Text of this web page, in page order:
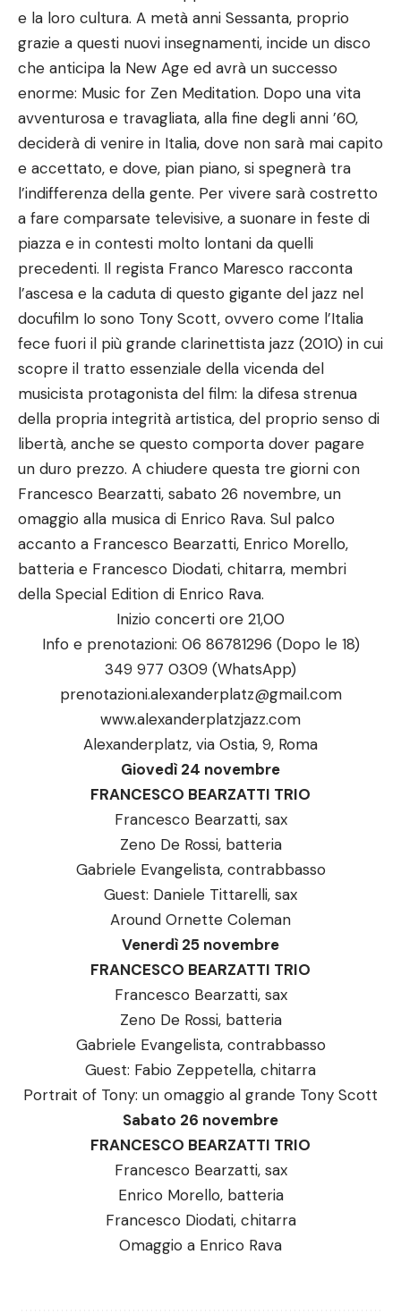
e la loro cultura. A metà anni Sessanta, proprio
grazie a questi nuovi insegnamenti, incide un disco
che anticipa la New Age ed avrà un successo
enorme: Music for Zen Meditation. Dopo una vita
avventurosa e travagliata, alla fine degli anni ’60,
deciderà di venire in Italia, dove non sarà mai capito
e accettato, e dove, pian piano, si spegnerà tra
l’indifferenza della gente. Per vivere sarà costretto
a fare comparsate televisive, a suonare in feste di
piazza e in contesti molto lontani da quelli
precedenti. Il regista Franco Maresco racconta
l’ascesa e la caduta di questo gigante del jazz nel
docufilm Io sono Tony Scott, ovvero come l’Italia
fece fuori il più grande clarinettista jazz (2010) in cui
scopre il tratto essenziale della vicenda del
musicista protagonista del film: la difesa strenua
della propria integrità artistica, del proprio senso di
libertà, anche se questo comporta dover pagare
un duro prezzo. A chiudere questa tre giorni con
Francesco Bearzatti, sabato 26 novembre, un
omaggio alla musica di Enrico Rava. Sul palco
accanto a Francesco Bearzatti, Enrico Morello,
batteria e Francesco Diodati, chitarra, membri
della Special Edition di Enrico Rava.
Inizio concerti ore 21,00
Info e prenotazioni: 06 86781296 (Dopo le 18)
349 977 0309 (WhatsApp)
prenotazioni.alexanderplatz@gmail.com
www.alexanderplatzjazz.com
Alexanderplatz, via Ostia, 9, Roma
Giovedì 24 novembre
FRANCESCO BEARZATTI TRIO
Francesco Bearzatti, sax
Zeno De Rossi, batteria
Gabriele Evangelista, contrabbasso
Guest: Daniele Tittarelli, sax
Around Ornette Coleman
Venerdì 25 novembre
FRANCESCO BEARZATTI TRIO
Francesco Bearzatti, sax
Zeno De Rossi, batteria
Gabriele Evangelista, contrabbasso
Guest: Fabio Zeppetella, chitarra
Portrait of Tony: un omaggio al grande Tony Scott
Sabato 26 novembre
FRANCESCO BEARZATTI TRIO
Francesco Bearzatti, sax
Enrico Morello, batteria
Francesco Diodati, chitarra
Omaggio a Enrico Rava